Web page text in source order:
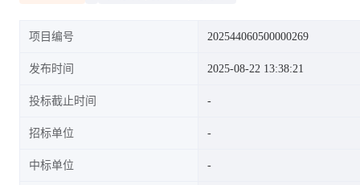
项目编号 202544060500000269
发布时间 2025-08-22 13:38:21
投标截止时间
招标单位
中标单位